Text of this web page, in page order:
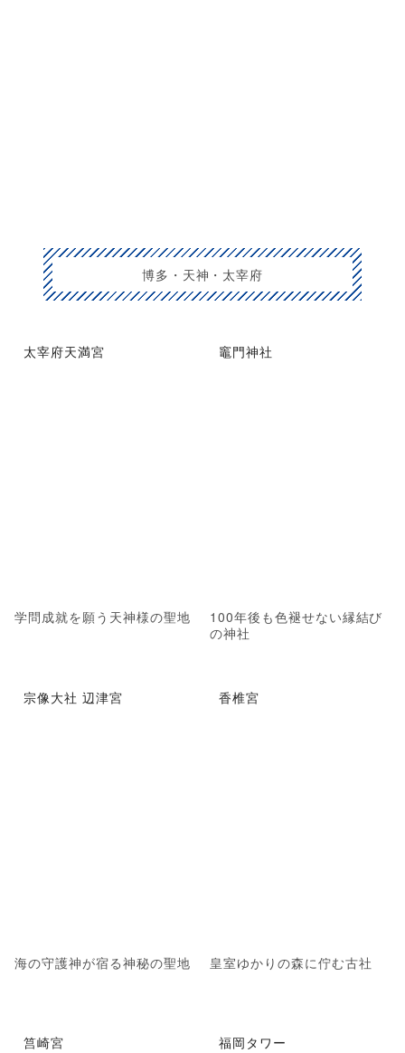
博多・天神・太宰府
太宰府天満宮
学問成就を願う天神様の聖地
竈門神社
100年後も色褪せない縁結び
の神社
宗像大社 辺津宮
海の守護神が宿る神秘の聖地
香椎宮
皇室ゆかりの森に佇む古社
筥崎宮 福岡タワー